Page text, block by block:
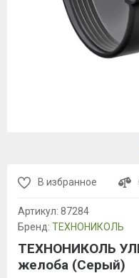
В избранное
Артикул: 87284
Бренд: ТЕХНОНИКОЛЬ
ТЕХНОНИКОЛЬ
желоба (Серый)